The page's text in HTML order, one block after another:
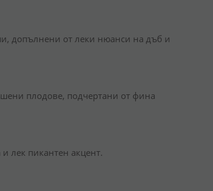
допълнени от леки нюанси на дъб и
плодове, подчертани от фина
лек пикантен акцент.